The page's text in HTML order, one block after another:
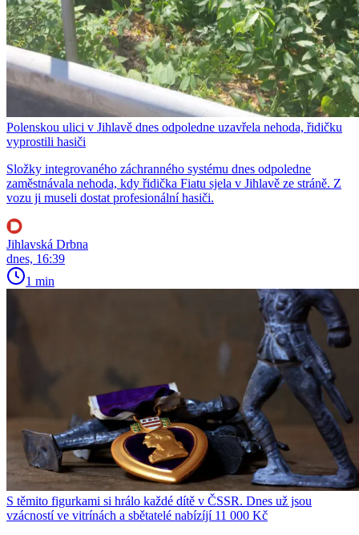
Polenskou ulici v Jihlavě dnes odpoledne uzavřela nehoda, řidičku
vyprostili hasiči
Složky integrovaného záchranného systému dnes odpoledne
zaměstnávala nehoda, kdy řidička Fiatu sjela v Jihlavě ze stráně. Z
vozu ji museli dostat profesionální hasiči.
Jihlavská Drbna
dnes, 16:39
1 min
S těmito figurkami si hrálo každé dítě v ČSSR. Dnes už jsou
vzácností ve vitrínách a sbětatelé nabízíjí 11 000 Kč